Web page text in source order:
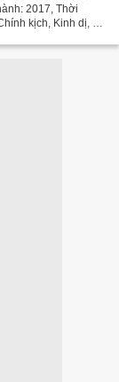
2017, Thời
kịch, Kinh dị, Bí